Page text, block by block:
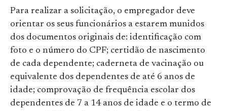
Para realizar a solicitação, o empregador deve
orientar os seus funcionários a estarem munidos
dos documentos originais de: identificação com
foto e o número do CPF; certidão de nascimento
de cada dependente; caderneta de vacinação ou
equivalente dos dependentes de até 6 anos de
idade; comprovação de frequência escolar dos
dependentes de 7 a 14 anos de idade e o termo de